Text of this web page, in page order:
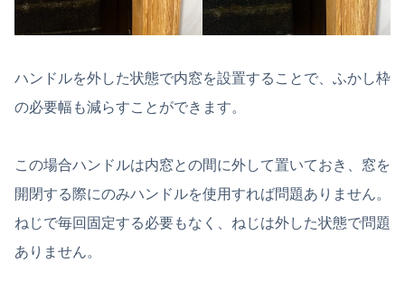
ハンドルを外した状態で内窓を設置することで、ふかし枠
の必要幅も減らすことができます。
この場合ハンドルは内窓との間に外して置いておき、窓を
開閉する際にのみハンドルを使用すれば問題ありません。
ねじで毎回固定する必要もなく、ねじは外した状態で問題
ありません。